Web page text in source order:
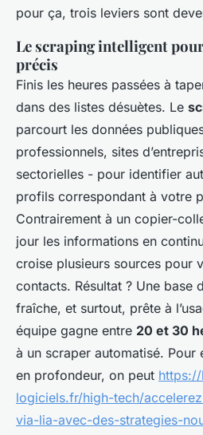
pour ça, trois leviers sont
Le scraping intelligent
précis
Finis les heures passées à
dans des listes désuètes. Le
parcourt les données
professionnels, sites
sectorielles - pour identifier
profils correspondant à votre
Contrairement à un copier-
jour les informations en
croise plusieurs sources pour
contacts. Résultat ? Une base
fraîche, et surtout, prête à
équipe gagne entre 20 et 30
à un scraper automatisé. Pour
en profondeur, on peut
logiciels.fr/high-tech/
via-lia-avec-des-strategies-